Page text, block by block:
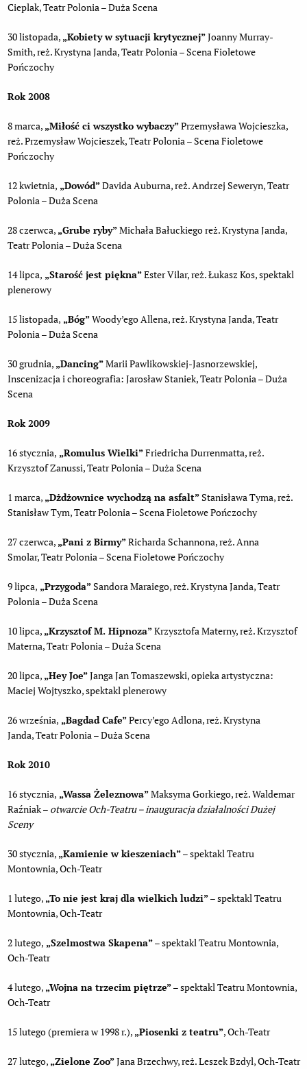
Cieplak, Teatr Polonia – Duża Scena
30 listopada, „Kobiety w sytuacji krytycznej”Joanny Murray-
Smith, reż. Krystyna Janda, Teatr Polonia – Scena Fioletowe
Pończochy
Rok 2008
8 marca, „Miłość ci wszystko wybaczy”Przemysława Wojcieszka,
reż. Przemysław Wojcieszek, Teatr Polonia – Scena Fioletowe
Pończochy
12 kwietnia, „Dowód”Davida Auburna, reż. Andrzej Seweryn, Teatr
Polonia – Duża Scena
28 czerwca, „Grube ryby”Michała Bałuckiego reż. Krystyna Janda,
Teatr Polonia – Duża Scena
14 lipca, „Starość jest piękna”Ester Vilar, reż. Łukasz Kos, spektakl
plenerowy
15 listopada, „Bóg”Woody’ego Allena, reż. Krystyna Janda, Teatr
Polonia – Duża Scena
30 grudnia, „Dancing”Marii Pawlikowskiej-Jasnorzewskiej,
Inscenizacja i choreografia: Jarosław Staniek, Teatr Polonia – Duża
Scena
Rok 2009
16 stycznia, „Romulus Wielki”Friedricha Durrenmatta, reż.
Krzysztof Zanussi, Teatr Polonia – Duża Scena
1 marca, „Dżdżownice wychodzą na asfalt”Stanisława Tyma, reż.
Stanisław Tym, Teatr Polonia – Scena Fioletowe Pończochy
27 czerwca, „Pani z Birmy”Richarda Schannona, reż. Anna
Smolar, Teatr Polonia – Scena Fioletowe Pończochy
9 lipca, „Przygoda”Sandora Maraiego, reż. Krystyna Janda, Teatr
Polonia – Duża Scena
10 lipca, „Krzysztof M. Hipnoza”Krzysztofa Materny, reż. Krzysztof
Materna, Teatr Polonia – Duża Scena
20 lipca, „Hey Joe”Janga Jan Tomaszewski, opieka artystyczna:
Maciej Wojtyszko, spektakl plenerowy
26 września, „Bagdad Cafe”Percy’ego Adlona, reż. Krystyna
Janda, Teatr Polonia – Duża Scena
Rok 2010
16 stycznia, „Wassa Żeleznowa”Maksyma Gorkiego, reż. Waldemar
Raźniak – otwarcie Och-Teatru – inauguracja działalności Dużej
Sceny
30 stycznia, „Kamienie w kieszeniach”– spektakl Teatru
Montownia, Och-Teatr
1 lutego, „To nie jest kraj dla wielkich ludzi”– spektakl Teatru
Montownia, Och-Teatr
2 lutego, „Szelmostwa Skapena”– spektakl Teatru Montownia,
Och-Teatr
4 lutego, „Wojna na trzecim piętrze”– spektakl Teatru Montownia,
Och-Teatr
15 lutego (premiera w 1998 r.), „Piosenki z teatru”, Och-Teatr
27 lutego, „Zielone Zoo”Jana Brzechwy, reż. Leszek Bzdyl, Och-Teatr